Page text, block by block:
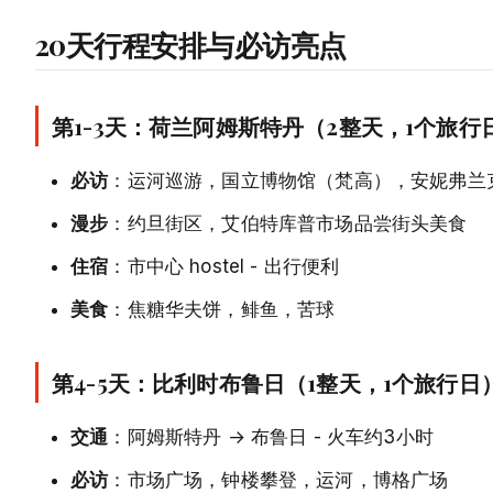
20天行程安排与必访亮点
第1-3天：荷兰阿姆斯特丹（2整天，1个旅行
必访：运河巡游，国立博物馆（梵高），安妮弗兰
漫步 ：约旦街区，艾伯特库普市场品尝街头美食
住宿 ：市中心 hostel - 出行便利
美食 ：焦糖华夫饼，鲱鱼，苦球
第4-5天：比利时布鲁日（1整天，1个旅行日）
交通 ：阿姆斯特丹 → 布鲁日 - 火车约3小时
必访：市场广场，钟楼攀登，运河，博格广场